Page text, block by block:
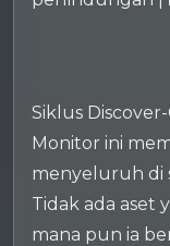
Siklus
Monitor ini
menyeluruh di
Tidak ada aset
mana pun ia